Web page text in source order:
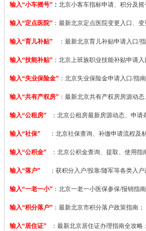
输入“小车摇号” ： 北京小客车指标申请、积分及摇
输入“定点医院” ： 最新北京定点医院变更入口、变
输入“育儿补贴” ：最新北京育儿补贴申请入口/指
输入“技能补贴” ： 北京上班族职业技能补贴申请入
输入“失业保险金” ：北京失业保险金申请入口/指南
输入“共有产权房” ：最新北京共有产权房房源动态
输入“公租房” ：北京公租房最新房源动态、申请
输入“社保” ：北京社保查询、补缴申请流程及
输入“公积金” ：北京公积金查询、提取、使用指
输入“落户” ：获积分入户/投靠/随军等各类入户
输入“一老一小” ：北京一老一小医保参保/报销指南
输入“积分落户” ：最新北京市积分落户政策指南；
输入“居住证” ：最新北京居住证办理指南全攻略；